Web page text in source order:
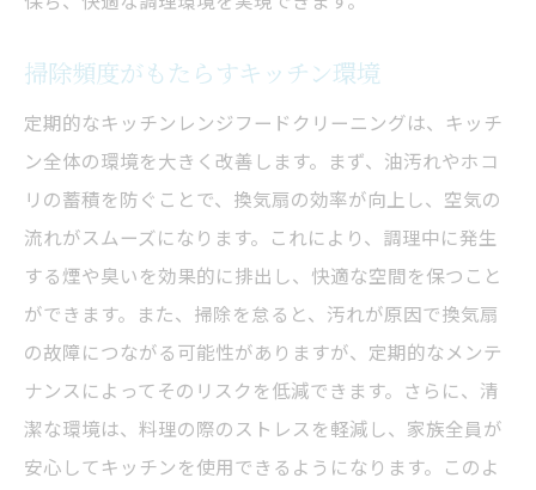
掃除頻度がもたらすキッチン環境
定期的なキッチンレンジフードクリーニングは、キッチ
ン全体の環境を大きく改善します。まず、油汚れやホコ
リの蓄積を防ぐことで、換気扇の効率が向上し、空気の
流れがスムーズになります。これにより、調理中に発生
する煙や臭いを効果的に排出し、快適な空間を保つこと
ができます。また、掃除を怠ると、汚れが原因で換気扇
の故障につながる可能性がありますが、定期的なメンテ
ナンスによってそのリスクを低減できます。さらに、清
潔な環境は、料理の際のストレスを軽減し、家族全員が
安心してキッチンを使用できるようになります。このよ